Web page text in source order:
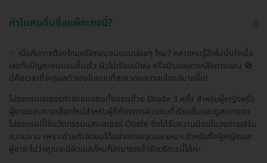
ทำไมคนอื่นซื้อแพ็กเกจนี้?
✨ เบื่อกับการต้องโกนหรือถอนขนแขนบ่อยๆ ไหม? หลายคนรู้สึกไม่มั่นใจเมื่อ
เจอกับปัญหาขนแขนขึ้นเร็ว ผิวไม่เรียบเนียน หรือมีรอยแดงหลังการถอน 🚫
นี่คือเวลาที่จะดูแลตัวเองในแบบที่สะดวกและตอบโจทย์มากขึ้น!
โปรแกรมเลเซอร์กำจัดขนแขนทั้งแขนด้วย Diode 3 ครั้ง สำหรับผู้หญิงหรือ
ผู้ชายมอบทางเลือกใหม่สำหรับผู้ที่ต้องการผิวแขนที่เรียบลื่นและดูสะอาดตา
โปรแกรมนี้ใช้นวัตกรรมแสงเลเซอร์ Diode ซึ่งได้รับความนิยมในวงการเสริม
ความงาม เพราะช่วยกำจัดขนได้อย่างตรงจุดและเหมาะสำหรับทั้งผู้หญิงและ
ผู้ชาย ไม่ว่าคุณจะมีผิวแบบไหนก็สามารถเข้ารับบริการนี้ได้ค่ะ